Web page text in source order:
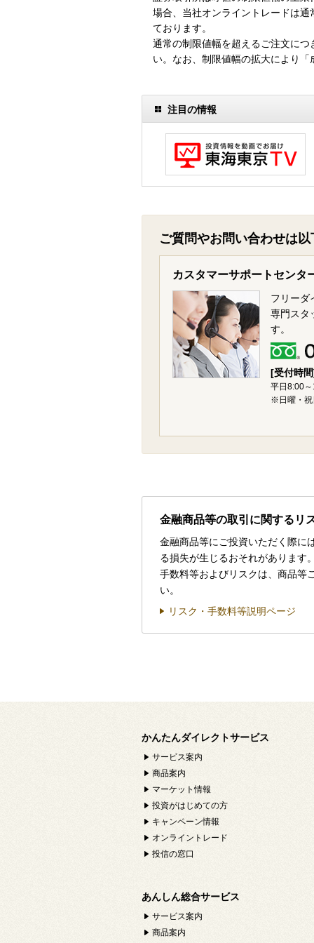
場合、当社オンライントレードは
ております。
通常の制限値幅を超えるご注文に
い。なお、制限値幅の拡大により
注目の情報
ご質問やお問い合わせは
カスタマーサポートセンタ
フリーダ
専門スタ
す。
[受付時
平日8:00
※日曜・祝
金融商品等の取引に関するリ
金融商品等にご投資いただく際に
る損失が生じるおそれがあります
手数料等およびリスクは、商品等
い。
リスク・手数料等説明ページ
かんたんダイレクトサービス
サービス案内
商品案内
マーケット情報
投資がはじめての方
キャンペーン情報
オンライントレード
投信の窓口
あんしん総合サービス
サービス案内
商品案内